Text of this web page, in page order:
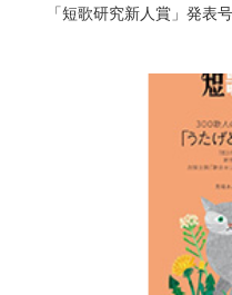
「短歌研究新人賞」発表